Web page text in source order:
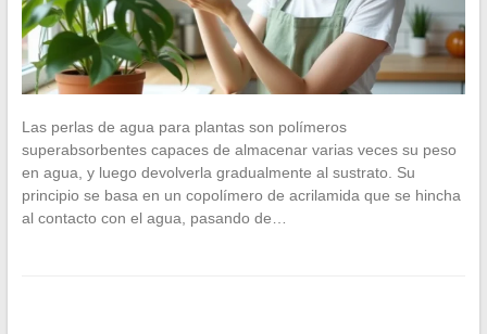
Las perlas de agua para plantas son polímeros
superabsorbentes capaces de almacenar varias veces su peso
en agua, y luego devolverla gradualmente al sustrato. Su
principio se basa en un copolímero de acrilamida que se hincha
al contacto con el agua, pasando de…